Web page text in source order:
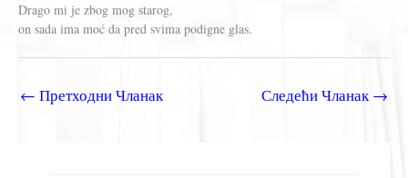
Drago mi je zbog mog starog,
on sada ima moć da pred svima podigne glas.
← Претходни Чланак Следећи Чланак→